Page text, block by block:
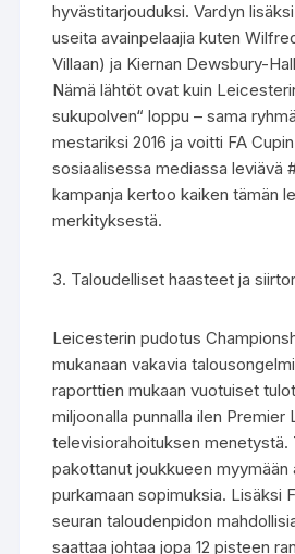
hyvästitarjouduksi. Vardyn
useita avainpelaajia kuten
Villaan) ja Kiernan Dewsbury-
Nämä lähtöt ovat kuin
sukupolven“ loppu – sama
mestariksi 2016 ja voitti FA
sosiaalisessa mediassa leviävä
kampanja kertoo kaiken tämän
merkityksestä.
3. Taloudelliset haasteet ja
Leicesterin pudotus
mukanaan vakavia
raporttien mukaan vuotuiset
miljoonalla punnalla ilen Premier
televisiorahoituksen menetystä.
pakottanut joukkueen myymään
purkamaan sopimuksia. Lisäksi
seuran taloudenpidon
saattaa johtaa jopa 12 pisteen